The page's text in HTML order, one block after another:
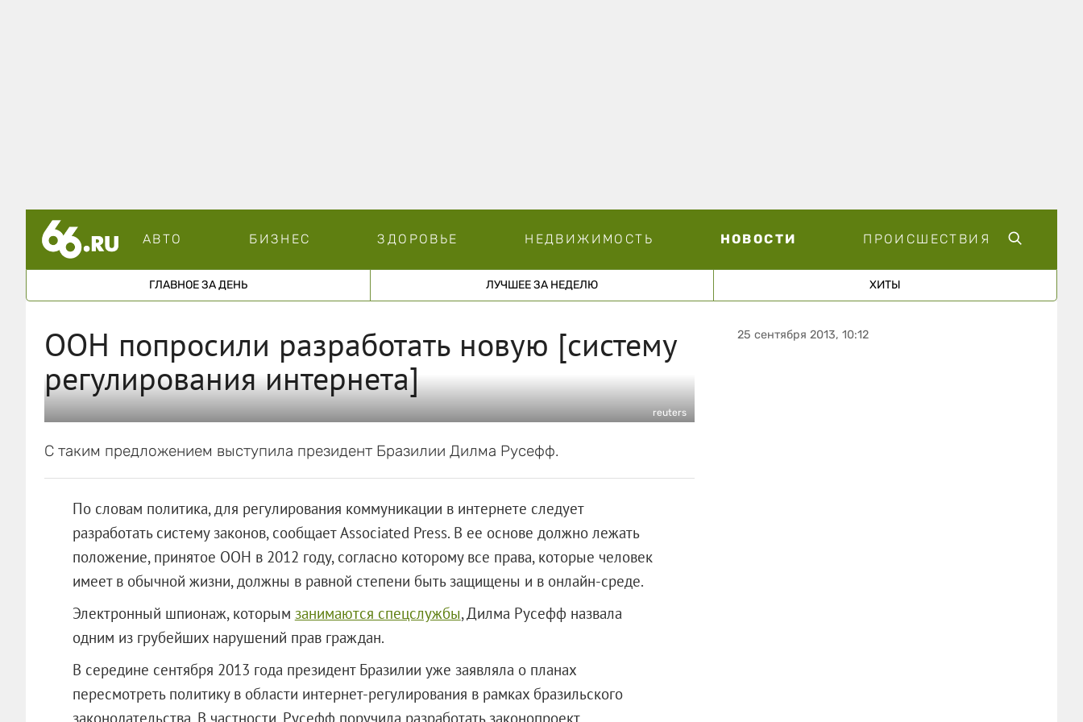
АВТО БИЗНЕС ЗДОРОВЬЕ НЕДВИЖИМОСТЬ НОВОСТИ ПРОИСШЕСТВИЯ
ГЛАВНОЕ ЗА ДЕНЬ ЛУЧШЕЕ ЗА НЕДЕЛЮ ХИТЫ
ООН попросили разработать новую [систему
регулирования интернета]
reuters
С таким предложением выступила президент Бразилии Дилма Русефф.
По словам политика, для регулирования коммуникации в интернете следует
разработать систему законов, сообщает Associated Press. В ее основе должно лежать
положение, принятое ООН в 2012 году, согласно которому все права, которые человек
имеет в обычной жизни, должны в равной степени быть защищены и в онлайн-среде.
Электронный шпионаж, которым занимаются спецслужбы, Дилма Русефф назвала
одним из грубейших нарушений прав граждан.
В середине сентября 2013 года президент Бразилии уже заявляла о планах
пересмотреть политику в области интернет-регулирования в рамках бразильского
законодательства. В частности, Русефф поручила разработать законопроект,
25 сентября 2013, 10:12